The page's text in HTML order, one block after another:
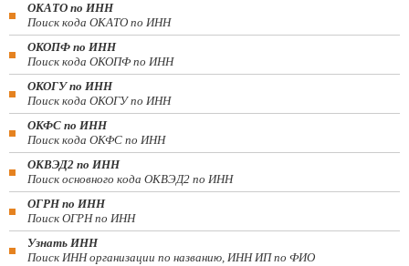
ОКАТО по ИНН
Поиск кода ОКАТО по ИНН
ОКОПФ по ИНН
Поиск кода ОКОПФ по ИНН
ОКОГУ по ИНН
Поиск кода ОКОГУ по ИНН
ОКФС по ИНН
Поиск кода ОКФС по ИНН
ОКВЭД2 по ИНН
Поиск основного кода ОКВЭД2 по ИНН
ОГРН по ИНН
Поиск ОГРН по ИНН
Узнать ИНН
Поиск ИНН организации по названию, ИНН ИП по ФИО